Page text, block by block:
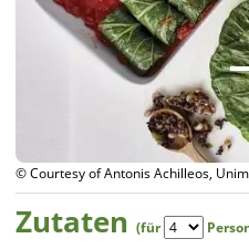
© Courtesy of Antonis Achilleos,
Zutaten (für